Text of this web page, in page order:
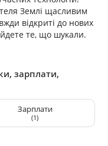
Землі щасливим
відкриті до нових
те, що шукали.
зарплати,
Зарплати
(1)